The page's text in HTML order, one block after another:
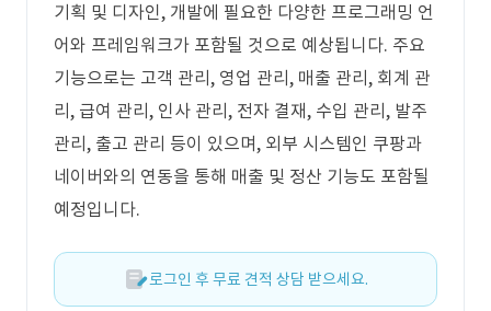
기획 및 디자인, 개발에 필요한 다양한 프로그래밍 언
어와 프레임워크가 포함될 것으로 예상됩니다. 주요
기능으로는 고객 관리, 영업 관리, 매출 관리, 회계 관
리, 급여 관리, 인사 관리, 전자 결재, 수입 관리, 발주
관리, 출고 관리 등이 있으며, 외부 시스템인 쿠팡과
네이버와의 연동을 통해 매출 및 정산 기능도 포함될
예정입니다.
로그인 후 무료 견적 상담 받으세요.